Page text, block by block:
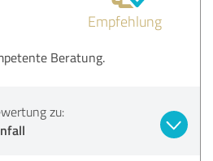
Empfehlung
Beratung.
zu: